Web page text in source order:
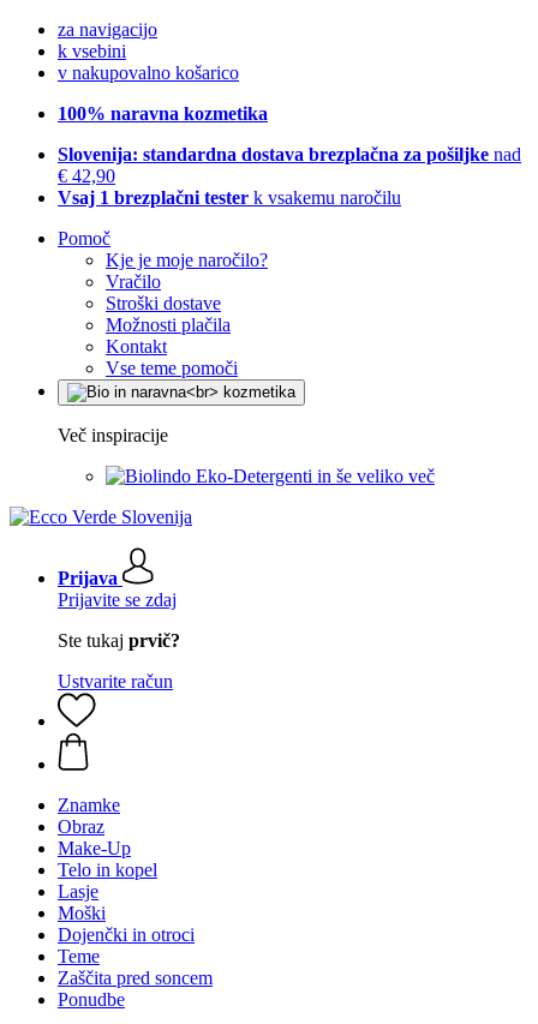
za navigacijo
k vsebini
v nakupovalno košarico
100% naravna kozmetika
Slovenija: standardna dostava brezplačna za pošiljke nad
€ 42,90
Vsaj 1 brezplačni tester k vsakemu naročilu
Pomoč
Kje je moje naročilo?
Vračilo
Stroški dostave
Možnosti plačila
Kontakt
Vse teme pomoči
Več inspiracije
Eko-Detergenti in še veliko več
Prijava
Prijavite se zdaj
Ste tukaj prvič?
Ustvarite račun
Znamke
Obraz
Make-Up
Telo in kopel
Lasje
Moški
Dojenčki in otroci
Teme
Zaščita pred soncem
Ponudbe